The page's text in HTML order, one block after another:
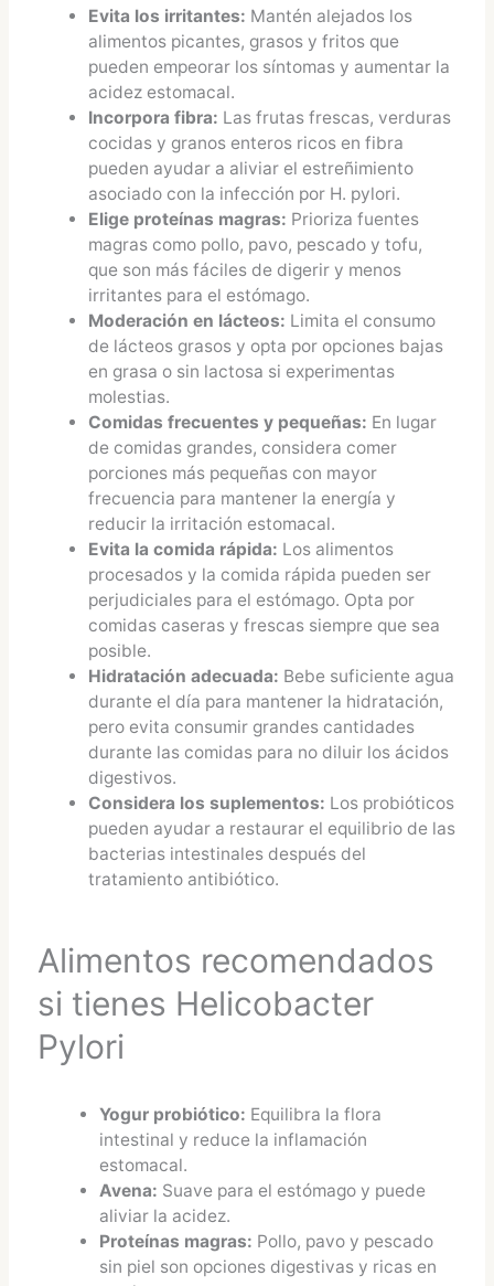
Evita los irritantes: Mantén alejados los
alimentos picantes, grasos y fritos que
pueden empeorar los síntomas y aumentar la
acidez estomacal.
Incorpora fibra: Las frutas frescas, verduras
cocidas y granos enteros ricos en fibra
pueden ayudar a aliviar el estreñimiento
asociado con la infección por H. pylori.
Elige proteínas magras: Prioriza fuentes
magras como pollo, pavo, pescado y tofu,
que son más fáciles de digerir y menos
irritantes para el estómago.
Moderación en lácteos: Limita el consumo
de lácteos grasos y opta por opciones bajas
en grasa o sin lactosa si experimentas
molestias.
Comidas frecuentes y pequeñas: En lugar
de comidas grandes, considera comer
porciones más pequeñas con mayor
frecuencia para mantener la energía y
reducir la irritación estomacal.
Evita la comida rápida: Los alimentos
procesados y la comida rápida pueden ser
perjudiciales para el estómago. Opta por
comidas caseras y frescas siempre que sea
posible.
Hidratación adecuada: Bebe suficiente agua
durante el día para mantener la hidratación,
pero evita consumir grandes cantidades
durante las comidas para no diluir los ácidos
digestivos.
Considera los suplementos: Los probióticos
pueden ayudar a restaurar el equilibrio de las
bacterias intestinales después del
tratamiento antibiótico.
Alimentos recomendados
si tienes Helicobacter
Pylori
Yogur probiótico: Equilibra la flora
intestinal y reduce la inflamación
estomacal.
Avena: Suave para el estómago y puede
aliviar la acidez.
Proteínas magras: Pollo, pavo y pescado
sin piel son opciones digestivas y ricas en